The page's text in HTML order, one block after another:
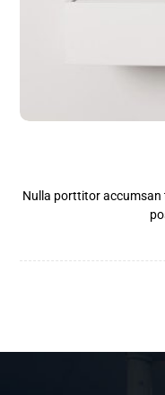
Nulla porttitor